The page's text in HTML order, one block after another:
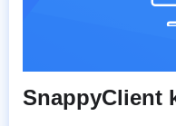
SnappyClient